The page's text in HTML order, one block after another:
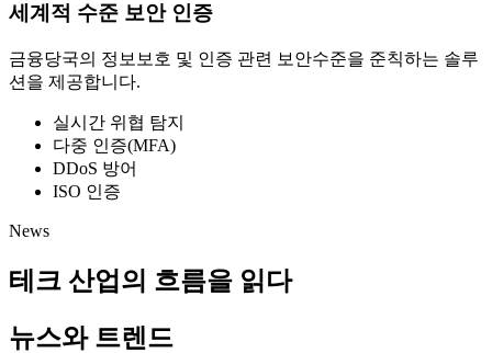
세계적 수준 보안 인증
금융당국의 정보보호 및 인증 관련 보안수준을 준칙하는 솔루
션을 제공합니다.
실시간 위협 탐지
다중 인증(MFA)
DDoS 방어
ISO 인증
News
테크 산업의 흐름을 읽다
뉴스와 트렌드